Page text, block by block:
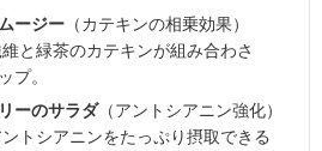
ージー （カテキンの相乗効果）
と緑茶のカテキンが組み合わさ
プ。
ーのサラダ（アントシアニン強化）
トシアニンをたっぷり摂取できる